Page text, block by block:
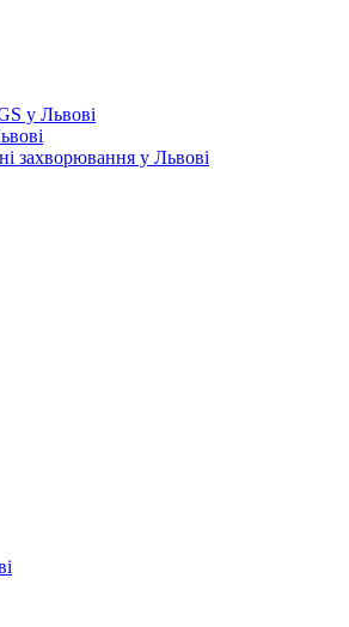
у Львові
захворювання у Львові